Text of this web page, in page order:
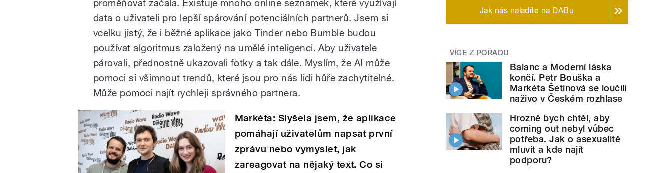
proměňovat začala. Existuje mnoho online seznamek, které využívají
data o uživateli pro lepší spárování potenciálních partnerů. Jsem si
vcelku jistý, že i běžné aplikace jako Tinder nebo Bumble budou
používat algoritmus založený na umělé inteligenci. Aby uživatele
párovali, přednostně ukazovali fotky a tak dále. Myslím, že AI může
pomoci si všimnout trendů, které jsou pro nás lidi hůře zachytitelné.
Může pomoci najít rychleji správného partnera.
Markéta: Slyšela jsem, že aplikace
pomáhají uživatelům napsat první
zprávu nebo vymyslet, jak
zareagovat na nějaký text. Co si
Jak nás naladíte na DABu
VÍCE Z POŘADU
Balanc a Moderní láska
končí. Petr Bouška a
Markéta Šetinová se loučili
naživo v Českém rozhlase
Hrozně bych chtěl, aby
coming out nebyl vůbec
potřeba. Jak o asexualitě
mluvit a kde najít
podporu?